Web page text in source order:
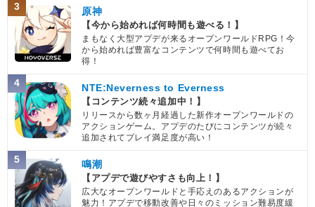
3 原神
【今から始めれば何時間も遊べる！】
まもなく大型アプデが来るオープンワールドRPG！今
から始めれば豊富なコンテンツで何時間も遊べてお
得！
4 NTE:Neverness to Everness
【コンテンツ続々追加中！】
リリースから数ヶ月経過した新作オープンワールドの
アクションゲーム。アプデのたびにコンテンツが続々
追加されてプレイ満足度が高い！
5 鳴潮
【アプデで遊びやすさも向上！】
広大なオープンワールドと手応えのあるアクションが
魅力！アプデで移動改善や日々のミッション難易度緩